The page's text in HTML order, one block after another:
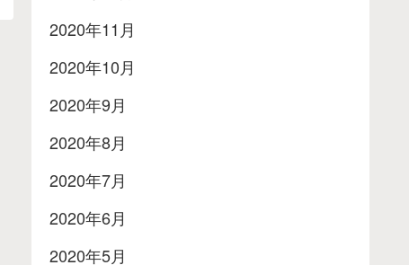
2020年11月
2020年10月
2020年9月
2020年8月
2020年7月
2020年6月
2020年5月